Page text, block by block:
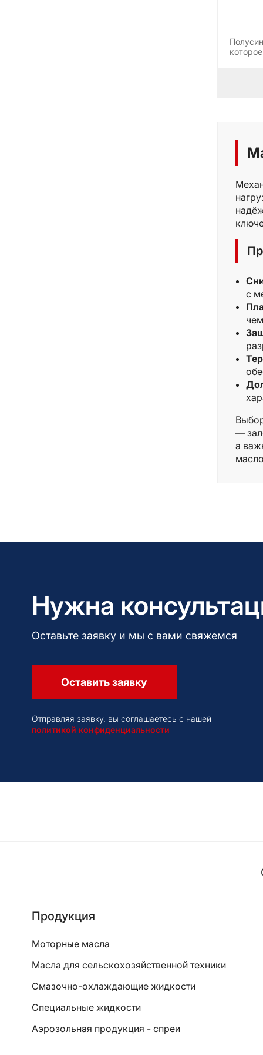
с
—
а
Нужна
Оставьте заявку и мы с вами свяжемся
Оставить заявку
Отправляя заявку, вы соглашаетесь с нашей
политикой конфиденциальности
Продукция
Моторные масла
Масла для сельскохозяйственной техники
Смазочно-охлаждающие жидкости
Специальные жидкости
Аэрозольная продукция - спреи